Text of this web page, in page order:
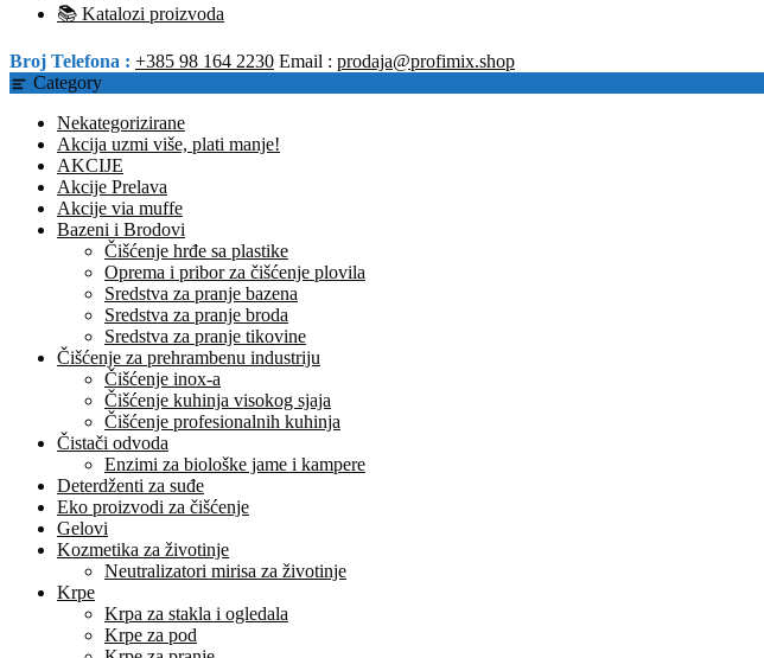
📚 Katalozi proizvoda
Broj Telefona : +385 98 164 2230 Email : prodaja@profimix.shop
Category
Nekategorizirane
Akcija uzmi više, plati manje!
AKCIJE
Akcije Prelava
Akcije via muffe
Bazeni i Brodovi
Čišćenje hrđe sa plastike
Oprema i pribor za čišćenje plovila
Sredstva za pranje bazena
Sredstva za pranje broda
Sredstva za pranje tikovine
Čišćenje za prehrambenu industriju
Čišćenje inox-a
Čišćenje kuhinja visokog sjaja
Čišćenje profesionalnih kuhinja
Čistači odvoda
Enzimi za biološke jame i kampere
Deterdženti za suđe
Eko proizvodi za čišćenje
Gelovi
Kozmetika za životinje
Neutralizatori mirisa za životinje
Krpe
Krpa za stakla i ogledala
Krpe za pod